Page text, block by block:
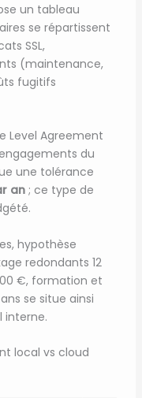
un tableau
se répartissent
SSL,
(maintenance,
fugitifs
Level Agreement
du
une tolérance
an; ce type de
hypothèse
redondants 12
€, formation et
se situe ainsi
interne.
local vs cloud